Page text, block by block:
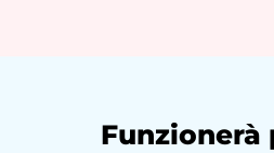
Funzionerà